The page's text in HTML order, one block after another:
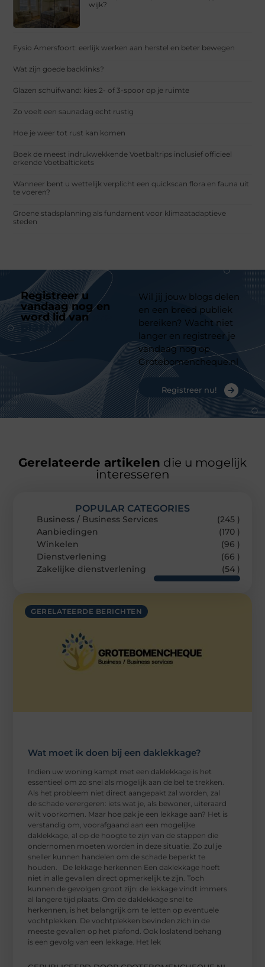
wijk?
Fysio Amersfoort: eerlijk werken aan herstel en beter bewegen
Wat zijn goede backlinks?
Glazen schuifwand: kies 2- of 3-spoor op je ruimte
Zo voelt een saunadag echt rustig
Hoe je weer tot rust kan komen
Boek de meest indrukwekkende Voetbaltrips inclusief officieel
erkende Voetbaltickets
Wanneer bent u wettelijk verplicht een quickscan flora en fauna uit
te voeren?
Groene stadsplanning als fundament voor klimaatadaptieve
steden
Registreer u
vandaag nog en
word lid van
platform
Wil jij jouw blogs delen
en een breed publiek
bereiken? Wacht niet
langer en registreer je
vandaag nog op
Grotebomencheque.nl
Registreer nu!
Gerelateerde artikelen die u mogelijk
interesseren
GERELATEERDE BERICHTEN
Wat moet ik doen bij een daklekkage?
Indien uw woning kampt met een daklekkage is het
essentieel om zo snel als mogelijk aan de bel te trekken.
Als het probleem niet direct aangepakt zal worden, zal
de schade verergeren: iets wat je, als bewoner, uiteraard
wilt voorkomen. Maar hoe pak je een lekkage aan? Het is
verstandig om, voorafgaand aan een mogelijke
daklekkage, al op de hoogte te zijn van de stappen die
ondernomen moeten worden in deze situatie. Zo zul je
sneller kunnen handelen om de schade beperkt te
houden. De lekkage herkennen Een daklekkage hoeft
niet in alle gevallen direct opmerkelijk te zijn. Toch
kunnen de gevolgen groot zijn: de lekkage vindt immers
al langere tijd plaats. Om de daklekkage snel te
herkennen, is het belangrijk om te letten op eventuele
vochtplekken. De vochtplekken bevinden zich in de
meeste gevallen op het plafond. Ook loslatend behang
is een gevolg van een lekkage. Het lek
POPULAR CATEGORIES
Business / Business Services
(245 )
Aanbiedingen
(170 )
Winkelen
(96 )
Dienstverlening
(66 )
Zakelijke dienstverlening
(54 )